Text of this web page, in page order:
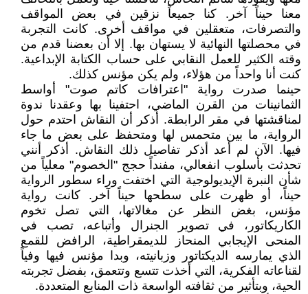
معنا حيناً آخر. كنا جميعاً نزقين في بعض المواقف
والتصرفات، متعقلين في مواقف أخرى. كانت التجربة
في محصلتها النهائية لا يستهان بها. إلا أن بعضنا قدم من
وقته الكثير للعمل النقابي على حساب الكتابة الإبداعية.
كنت أنا واحداً من هؤلاء، ولم يكن مؤنس كذلك.
حينما صدرت رواية "اعترافات كاتم صوت" أواسط
الثمانينات من القرن الماضي، احتفينا بها وعقدنا ندوة
لمناقشتها في مقر الرابطة. أذكر أن النقاش احتدم حول
الرواية، ما بين متحمس لها ومتحفظ على بعض ما جاء
فيها. الآن لم أعد أذكر تفاصيل ذلك النقاش. أذكر أنني
تحدثت بأسلوب انفعالي، مفنداً حجج "الخصوم" معلياً من
شأن النبرة الإيديولوجية التي اختفت وراء سطور الرواية
حيناً، أو ظهرت على سطحها حيناً آخر. كانت رواية
مؤنس، بغض النظر عن مغالاتها، التي تصل تخوم
الكاريكاتور، في تصوير الجنرال وأتباعه، تصب في
المنحى الإيجابي المنحاز للديمقراطية، الرافض للقمع
الذي يمارسه الديكتاتور وزبانيته، وبدا مؤنس فيها وفياً
لقناعاته الفكرية، التي أخذت تتسع وتتعمق، بفضل تجربته
الحية، وبتأثير من ثقافته الواسعة ذات المنابع المتعددة.